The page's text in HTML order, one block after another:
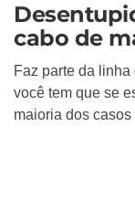
cabo de
Faz parte da
você tem que se
maioria dos